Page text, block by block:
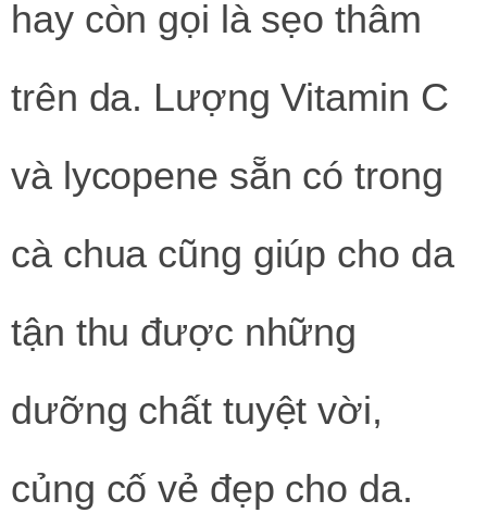
hay còn gọi là sẹo thâm
trên da. Lượng Vitamin C
và lycopene sẵn có trong
cà chua cũng giúp cho da
tận thu được những
dưỡng chất tuyệt vời,
củng cố vẻ đẹp cho da.